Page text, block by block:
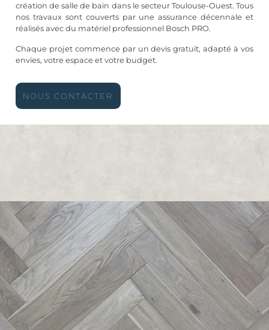
création de salle de bain dans le secteur Toulouse-Ouest. Tous
nos travaux sont couverts par une assurance décennale et
réalisés avec du matériel professionnel Bosch PRO.
Chaque projet commence par un devis gratuit, adapté à vos
envies, votre espace et votre budget.
NOUS CONTACTER